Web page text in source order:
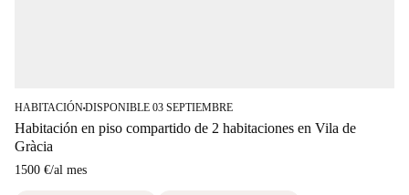
HABITACIÓN■DISPONIBLE 03 SEPTIEMBRE
Habitación en piso compartido de 2 habitaciones en Vila de
Gràcia
1500 €/al mes